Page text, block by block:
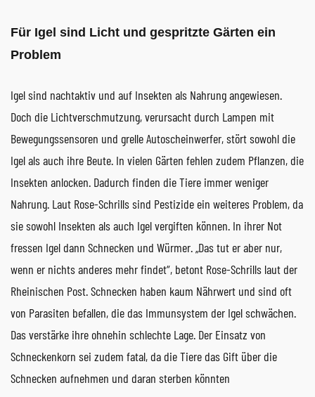
Für Igel sind Licht und gespritzte Gärten ein
Problem
Igel sind nachtaktiv und auf Insekten als Nahrung angewiesen.
Doch die Lichtverschmutzung, verursacht durch Lampen mit
Bewegungssensoren und grelle Autoscheinwerfer, stört sowohl die
Igel als auch ihre Beute. In vielen Gärten fehlen zudem Pflanzen, die
Insekten anlocken. Dadurch finden die Tiere immer weniger
Nahrung. Laut Rose-Schrills sind Pestizide ein weiteres Problem, da
sie sowohl Insekten als auch Igel vergiften können. In ihrer Not
fressen Igel dann Schnecken und Würmer. „Das tut er aber nur,
wenn er nichts anderes mehr findet“, betont Rose-Schrills laut der
Rheinischen Post. Schnecken haben kaum Nährwert und sind oft
von Parasiten befallen, die das Immunsystem der Igel schwächen.
Das verstärke ihre ohnehin schlechte Lage. Der Einsatz von
Schneckenkorn sei zudem fatal, da die Tiere das Gift über die
Schnecken aufnehmen und daran sterben könnten